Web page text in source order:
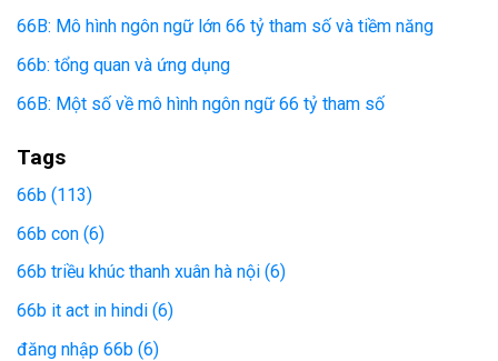
66B: Mô hình ngôn ngữ lớn 66 tỷ tham số và tiềm năng
66b: tổng quan và ứng dụng
66B: Một số về mô hình ngôn ngữ 66 tỷ tham số
Tags
66b (113)
66b con (6)
66b triều khúc thanh xuân hà nội (6)
66b it act in hindi (6)
đăng nhập 66b (6)